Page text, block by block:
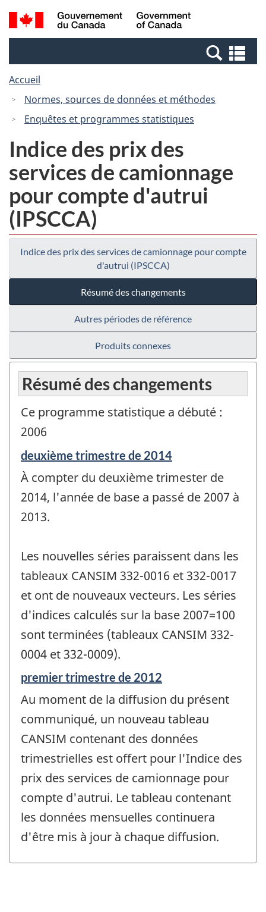
Passer
au
Passer
à
Canada
Recherche
et
et
Accueil
Normes, sources de données et méthodes
Enquêtes et programmes statistiques
Indice des prix des
services de camionnage
pour compte d'autrui
(IPSCCA)
Indice des prix des services de camionnage pour compte
d'autrui (IPSCCA)
Résumé des changements
Autres périodes de référence
Produits connexes
Résumé des changements
Ce programme statistique a débuté :
2006
Période
de
référence
de
changement
-
deuxième trimestre de 2014
À compter du deuxième trimester de
2014, l'année de base a passé de 2007 à
2013.
Les nouvelles séries paraissent dans les
tableaux CANSIM 332-0016 et 332-0017
et ont de nouveaux vecteurs. Les séries
d'indices calculés sur la base 2007=100
sont terminées (tableaux CANSIM 332-
0004 et 332-0009).
Période
référence
de
changement
-
premier trimestre de 2012
Au moment de la diffusion du présent
communiqué, un nouveau tableau
CANSIM contenant des données
trimestrielles est offert pour l'Indice des
prix des services de camionnage pour
compte d'autrui. Le tableau contenant
les données mensuelles continuera
d'être mis à jour à chaque diffusion.